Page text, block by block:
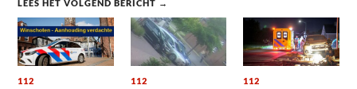
LEES HET VOLGEND BERICHT →
112 112 112